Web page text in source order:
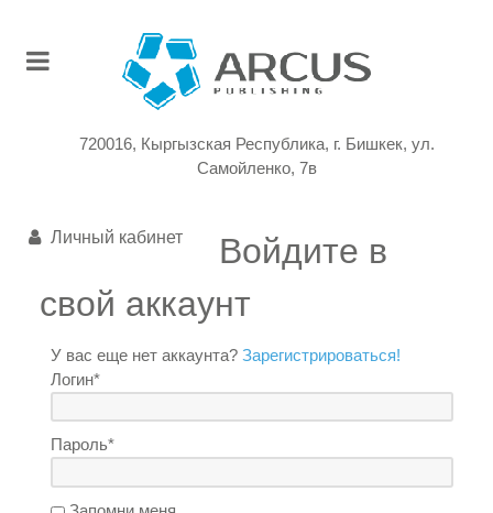
720016, Кыргызская Республика, г. Бишкек, ул.
Самойленко, 7в
Личный кабинет
Войдите в
свой аккаунт
У вас еще нет аккаунта?Зарегистрироваться!
Логин*
Пароль*